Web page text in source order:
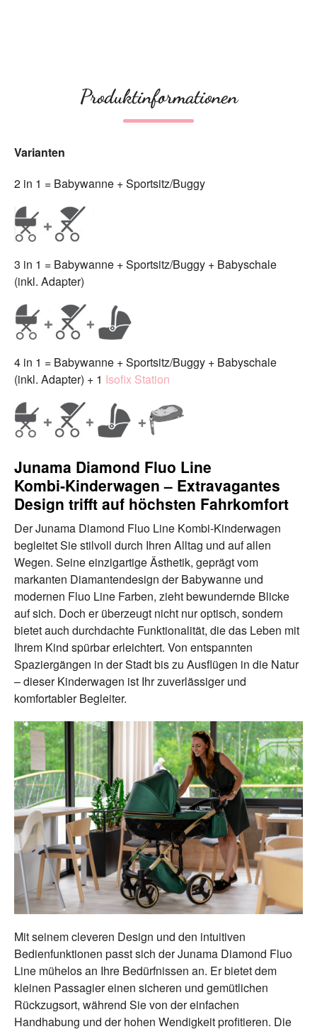
Produktinformationen
Varianten
2 in 1 = Babywanne + Sportsitz/Buggy
3 in 1 = Babywanne + Sportsitz/Buggy + Babyschale
(inkl. Adapter)
4 in 1 = Babywanne + Sportsitz/Buggy + Babyschale
(inkl. Adapter) + 1 Isofix Station
Junama Diamond Fluo Line
Kombi‑Kinderwagen – Extravagantes
Design trifft auf höchsten Fahrkomfort
Der Junama Diamond Fluo Line Kombi-Kinderwagen
begleitet Sie stilvoll durch Ihren Alltag und auf allen
Wegen. Seine einzigartige Ästhetik, geprägt vom
markanten Diamantendesign der Babywanne und
modernen Fluo Line Farben, zieht bewundernde Blicke
auf sich. Doch er überzeugt nicht nur optisch, sondern
bietet auch durchdachte Funktionalität, die das Leben mit
Ihrem Kind spürbar erleichtert. Von entspannten
Spaziergängen in der Stadt bis zu Ausflügen in die Natur
– dieser Kinderwagen ist Ihr zuverlässiger und
komfortabler Begleiter.
Mit seinem cleveren Design und den intuitiven
Bedienfunktionen passt sich der Junama Diamond Fluo
Line mühelos an Ihre Bedürfnissen an. Er bietet dem
kleinen Passagier einen sicheren und gemütlichen
Rückzugsort, während Sie von der einfachen
Handhabung und der hohen Wendigkeit profitieren. Die